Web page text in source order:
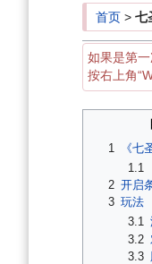
首页 > 七
如果是第
按右上角
1
《七
1.1
2 开启
3 玩法
3.1
3.2
3.3